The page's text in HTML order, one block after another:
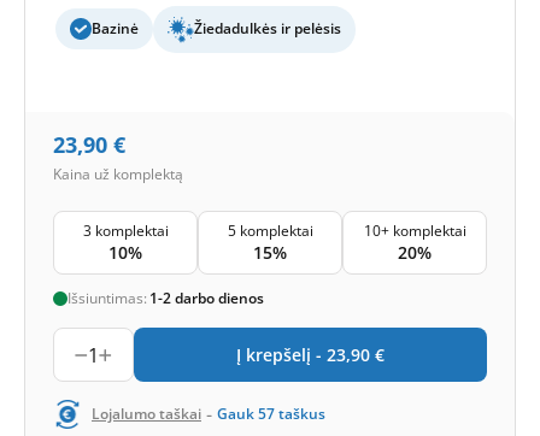
Bazinė Žiedadulkės ir pelėsis
23,90 €
Kaina už komplektą
3 komplektai
10%
5 komplektai
15%
10+ komplektai
20%
Išsiuntimas: 1-2 darbo dienos
1 Į krepšelį - 23,90 €
Lojalumo taškai - Gauk57taškus